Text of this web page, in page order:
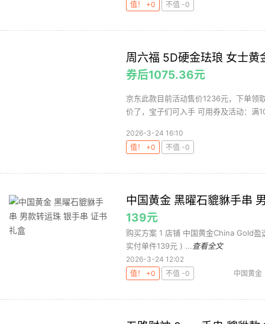
值！ +0
不值 -0
周六福 5D硬金珐琅 女士黄
券后1075.36元
京东此款目前活动售价1236元，下单领
价了，宝子们可入手 可用券及活动：满
2026-3-24 16:10
值！ +0
不值 -0
中国黄金 黑曜石貔貅手串
139元
购买方案 1 店铺 中国黄金China Gold
实付单件139元 ) ... 查看全文
2026-3-24 12:02
值！ +0
不值 -0
中国黄金